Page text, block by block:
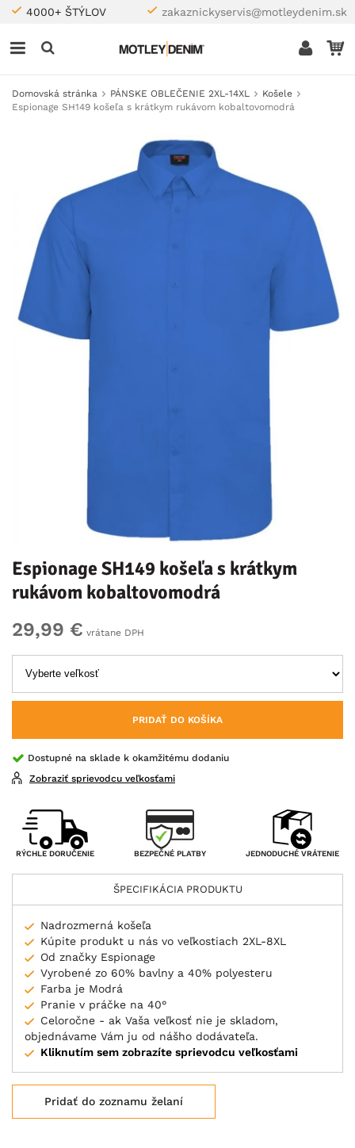
4000+ ŠTÝLOV zakaznickyservis@motleydenim.sk
Domovská stránka PÁNSKE OBLEČENIE 2XL-14XL
Košele
Espionage SH149 košeľa s krátkym rukávom kobaltovomodrá
Espionage SH149 košeľa s krátkym
rukávom kobaltovomodrá
29,99 € vrátane DPH
PRIDAŤ DO KOŠÍKA
Dostupné na sklade k okamžitému dodaniu
Zobraziť sprievodcu veľkosťami
RÝCHLE DORUČENIE BEZPEČNÉ PLATBY JEDNODUCHÉ VRÁTENIE
ŠPECIFIKÁCIA PRODUKTU
Nadrozmerná košeľa
Kúpite produkt u nás vo veľkostiach 2XL-8XL
Od značky Espionage
Vyrobené zo 60% bavlny a 40% polyesteru
Farba je Modrá
Pranie v práčke na 40°
Celoročne - ak Vaša veľkosť nie je skladom,
objednávame Vám ju od nášho dodávateľa.
Kliknutím sem zobrazíte sprievodcu veľkosťami
Pridať do zoznamu želaní